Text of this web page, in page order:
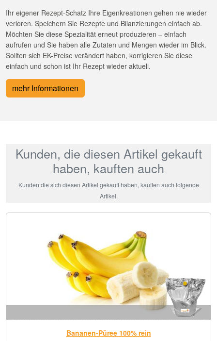
Ihr eigener Rezept-Schatz Ihre Eigenkreationen gehen nie wieder
verloren. Speichern Sie Rezepte und Bilanzierungen einfach ab.
Möchten Sie diese Spezialität erneut produzieren – einfach
aufrufen und Sie haben alle Zutaten und Mengen wieder im Blick.
Sollten sich EK-Preise verändert haben, korrigieren Sie diese
einfach und schon ist Ihr Rezept wieder aktuell.
mehr Informationen
Kunden, die diesen Artikel gekauft
haben, kauften auch
Kunden die sich diesen Artikel gekauft haben, kauften auch folgende
Artikel.
Bananen-Püree 100% rein